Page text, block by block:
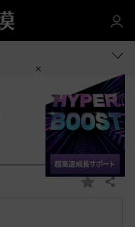
お 共有する